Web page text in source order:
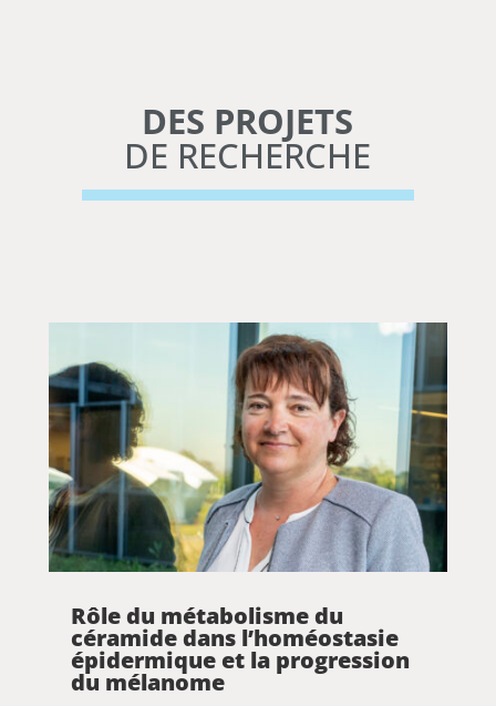
DES PROJETS
DE RECHERCHE
Rôle du métabolisme du
céramide dans l’homéostasie
épidermique et la progression
du mélanome